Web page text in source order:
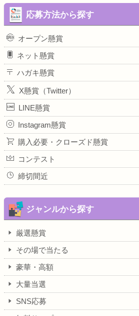
応募方法から探す
オープン懸賞
ネット懸賞
ハガキ懸賞
X懸賞（Twitter）
LINE懸賞
Instagram懸賞
購入必要・クローズド懸賞
コンテスト
締切間近
ジャンルから探す
厳選懸賞
その場で当たる
豪華・高額
大量当選
SNS応募